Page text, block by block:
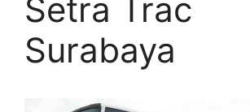
Setra Trac
Surabaya